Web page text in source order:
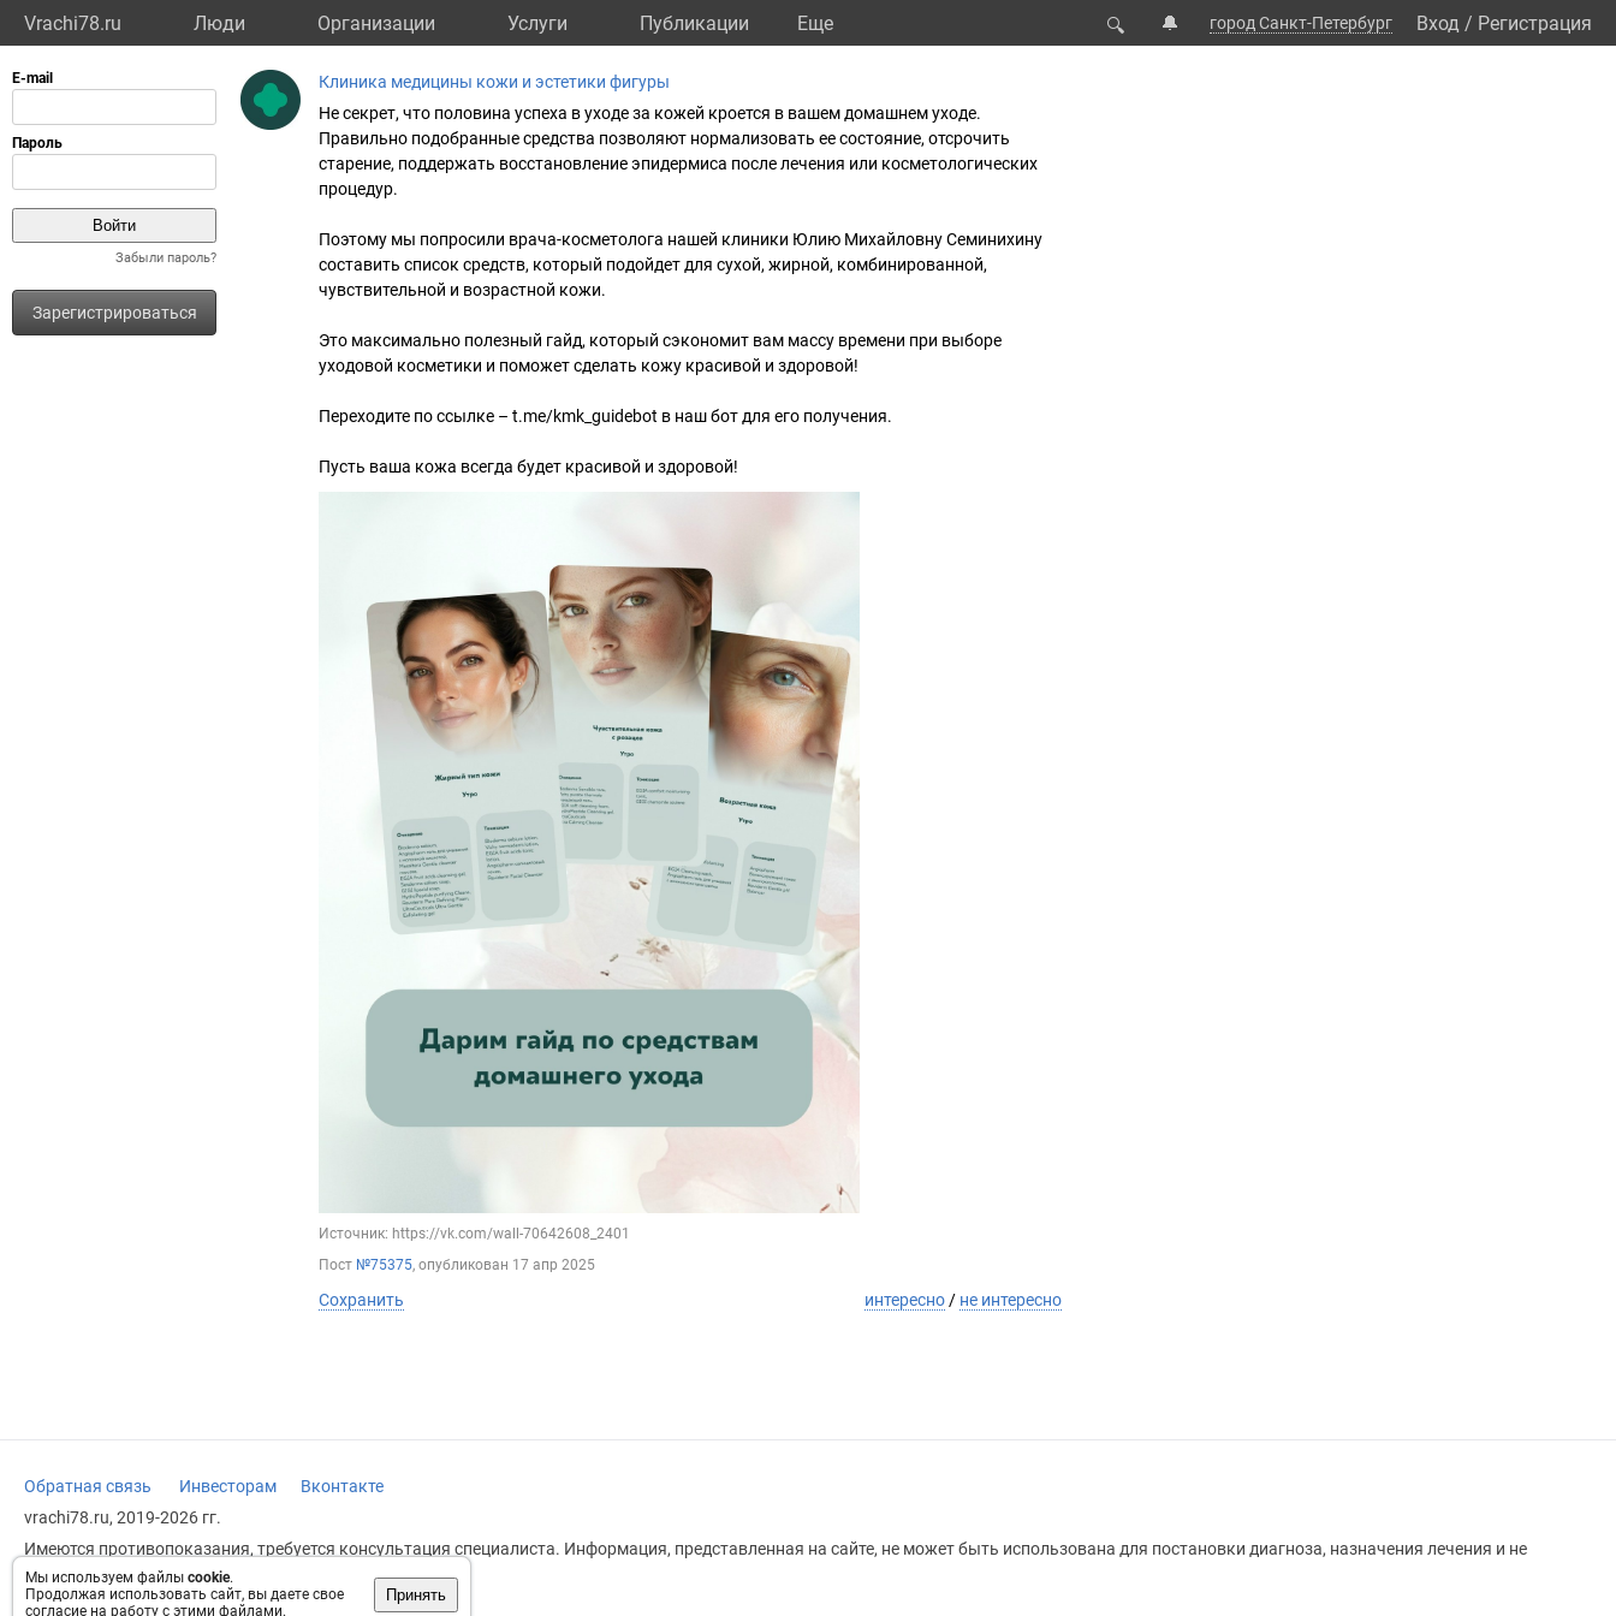
Vrachi78.ru Люди Организации Услуги Публикации Eще 🔍 🔔 город Санкт-Петербург Вход / Регистрация
Забыли пароль?
Зарегистрироваться
Мы используем файлы cookie.
Продолжая использовать сайт, вы даете свое
согласие на работу с этими файлами.
Принять
Клиника медицины кожи и эстетики фигуры
Не секрет, что половина успеха в уходе за кожей кроется в вашем домашнем уходе.
Правильно подобранные средства позволяют нормализовать ее состояние, отсрочить
старение, поддержать восстановление эпидермиса после лечения или косметологических
процедур.
Поэтому мы попросили врача-косметолога нашей клиники Юлию Михайловну Семинихину
составить список средств, который подойдет для сухой, жирной, комбинированной,
чувствительной и возрастной кожи.
Это максимально полезный гайд, который сэкономит вам массу времени при выборе
уходовой косметики и поможет сделать кожу красивой и здоровой!
Переходите по ссылке – t.me/kmk_guidebot в наш бот для его получения.
Пусть ваша кожа всегда будет красивой и здоровой!
Источник: https://vk.com/wall-70642608_2401
Пост №75375, опубликован 17 апр 2025
Сохранить интересно / не интересно
Обратная связь Инвесторам
Вконтакте
vrachi78.ru, 2019-2026 гг.
Имеются противопоказания, требуется консультация специалиста. Информация, представленная на сайте, не может быть использована для постановки диагноза, назначения лечения и не
заменяет прием врача.
Возрастное ограничение: 18+